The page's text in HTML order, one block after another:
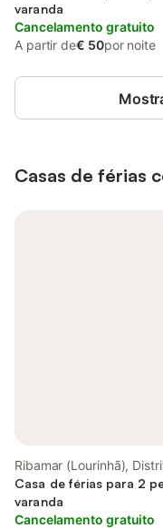
varanda
Cancelamento gratuito
A partir de€ 50por noite
Casas de férias
Ribamar (Lourinhã),
Lisboa
Casa de férias para 2
varanda
Cancelamento gratuito